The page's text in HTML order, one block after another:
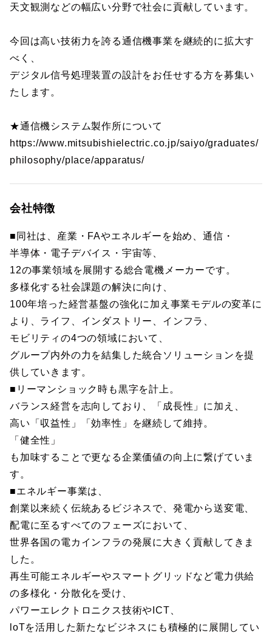
天文観測などの幅広い分野で社会に貢献しています。
今回は高い技術力を誇る通信機事業を継続的に拡大す
べく、
デジタル信号処理装置の設計をお任せする方を募集い
たします。
★通信機システム製作所について
https://www.mitsubishielectric.co.jp/saiyo/graduates/
philosophy/place/apparatus/
会社特徴
■同社は、産業・FAやエネルギーを始め、通信・
半導体・電子デバイス・宇宙等、
12の事業領域を展開する総合電機メーカーです。
多様化する社会課題の解決に向け、
100年培った経営基盤の強化に加え事業モデルの変革に
より、ライフ、インダストリー、インフラ、
モビリティの4つの領域において、
グループ内外の力を結集した統合ソリューションを提
供していきます。
■リーマンショック時も黒字を計上。
バランス経営を志向しており、「成長性」に加え、
高い「収益性」「効率性」を継続して維持。
「健全性」
も加味することで更なる企業価値の向上に繋げていま
す。
■エネルギー事業は、
創業以来続く伝統あるビジネスで、発電から送変電、
配電に至るすべてのフェーズにおいて、
世界各国の電カインフラの発展に大きく貢献してきま
した。
再生可能エネルギーやスマートグリッドなど電力供給
の多様化・分散化を受け、
パワーエレクトロニクス技術やICT、
loTを活用した新たなビジネスにも積極的に展開してい